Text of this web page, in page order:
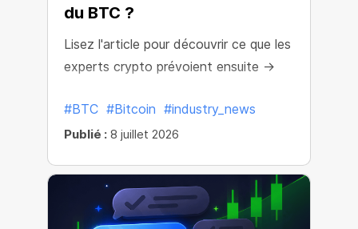
du BTC ?
Lisez l'article pour découvrir ce que les
experts crypto prévoient ensuite →
#BTC #Bitcoin #industry_news
Publié : 8 juillet 2026